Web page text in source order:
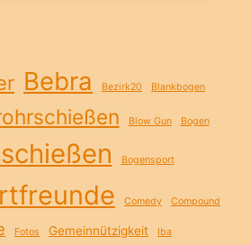
Bebra Bezirk20 Blankbogen
Blow Gun Bogen
Bogensport
Comedy Compound
Fotos Gemeinnützigkeit Iba